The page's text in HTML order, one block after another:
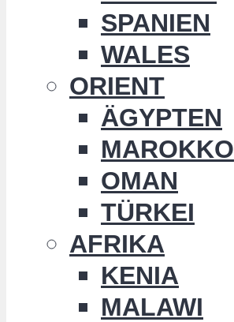
SPANIEN
WALES
ORIENT
ÄGYPTEN
MAROKKO
OMAN
TÜRKEI
AFRIKA
KENIA
MALAWI